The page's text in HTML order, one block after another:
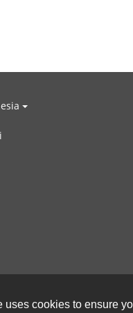
uses cookies to ensure